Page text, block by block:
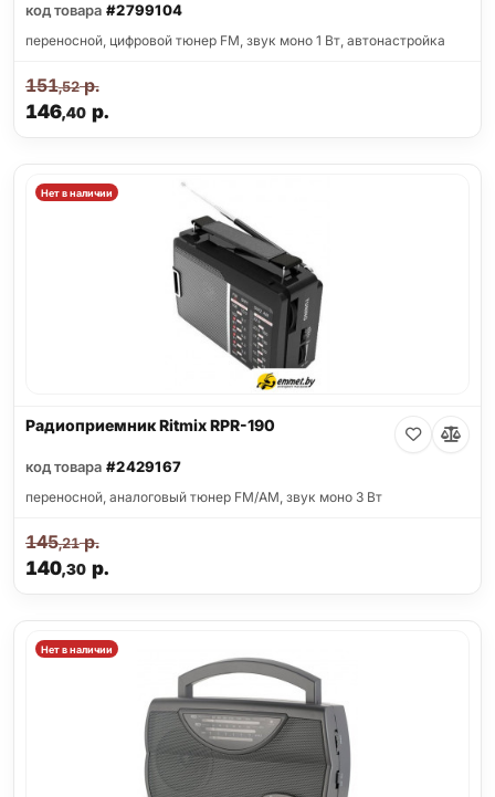
код товара #2799104
переносной, цифровой тюнер FM, звук моно 1 Вт, автонастройка
146,40р.
151,52р.
Нет в наличии
Радиоприемник Ritmix RPR-190
код товара #2429167
переносной, аналоговый тюнер FM/AM, звук моно 3 Вт
140,30р.
145,21р.
Нет в наличии